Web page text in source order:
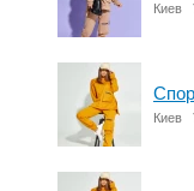
Киев
Киев